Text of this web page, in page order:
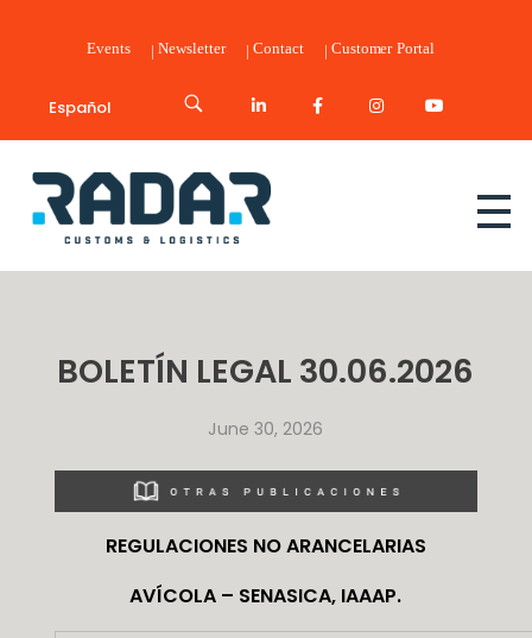
Events Newsletter Contact Customer Portal
Español
Radar Customs & Logistics
BOLETÍN LEGAL 30.06.2026
June 30, 2026
REGULACIONES NO ARANCELARIAS
AVÍCOLA – SENASICA, IAAAP.